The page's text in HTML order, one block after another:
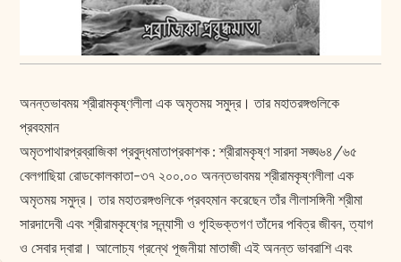
অনন্তভাবময় শ্রীরামকৃষ্ণলীলা এক অমৃতময় সমুদ্র। তার মহাতরঙ্গগুলিকে
প্রবহমান
অমৃতপাথারপ্রব্রাজিকা প্রবুদ্ধমাতাপ্রকাশক : শ্রীরামকৃষ্ণ সারদা সঙ্ঘ৬৪/৬৫
বেলগাছিয়া রোডকোলকাতা-৩৭ ২০০.০০ অনন্তভাবময় শ্রীরামকৃষ্ণলীলা এক
অমৃতময় সমুদ্র। তার মহাতরঙ্গগুলিকে প্রবহমান করেছেন তাঁর লীলাসঙ্গিনী শ্রীমা
সারদাদেবী এবং শ্রীরামকৃষ্ণের সন্ন্যাসী ও গৃহিভক্তগণ তাঁদের পবিত্র জীবন, ত্যাগ
ও সেবার দ্বারা। আলোচ্য গ্রন্থে পূজনীয়া মাতাজী এই অনন্ত ভাবরাশি এবং